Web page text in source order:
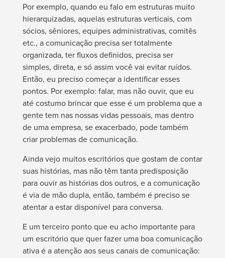
Por exemplo, quando eu falo em estruturas muito
hierarquizadas, aquelas estruturas verticais, com
sócios, sêniores, equipes administrativas, comitês
etc., a comunicação precisa ser totalmente
organizada, ter fluxos definidos, precisa ser
simples, direta, e só assim você vai evitar ruídos.
Então, eu preciso começar a identificar esses
pontos. Por exemplo: falar, mas não ouvir, que eu
até costumo brincar que esse é um problema que a
gente tem nas nossas vidas pessoais, mas dentro
de uma empresa, se exacerbado, pode também
criar problemas de comunicação.
Ainda vejo muitos escritórios que gostam de contar
suas histórias, mas não têm tanta predisposição
para ouvir as histórias dos outros, e a comunicação
é via de mão dupla, então, também é preciso se
atentar a estar disponível para conversa.
E um terceiro ponto que eu acho importante para
um escritório que quer fazer uma boa comunicação
ativa é a atenção aos seus canais de comunicação: